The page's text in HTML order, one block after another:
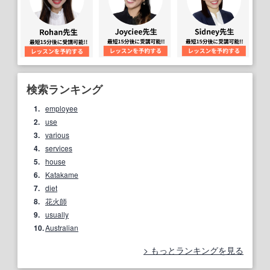
検索ランキング
1. employee
2. use
3. various
4. services
5. house
6. Katakame
7. diet
8. 花火師
9. usually
10.Australian
もっとランキングを見る